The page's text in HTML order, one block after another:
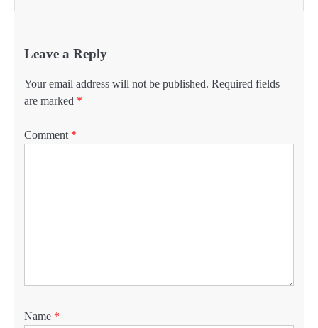
Leave a Reply
Your email address will not be published. Required fields
are marked *
Comment *
Name *